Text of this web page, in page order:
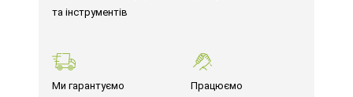
та інструментів
Ми гарантуємо
Працюємо